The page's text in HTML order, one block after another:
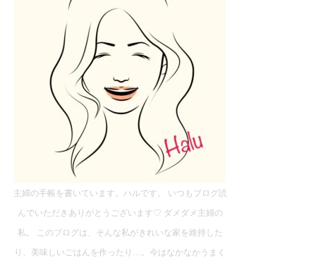
主婦の手帳を書いています。ハルです。 いつもブログ読
んでいただきありがとうございます♡ ダメダメ主婦の
私。 このブログは、そんな私がきれいな家を維持した
り、美味しいごはんを作ったり…。今はなかなかうまく